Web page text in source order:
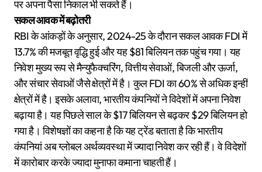
पर अपना पैसा निकाल भी सकते हैं।
सकल आवक में बढ़ोतरी
RBI के आंकड़ों के अनुसार, 2024-25 के दौरान सकल आवक FDI में
13.7% की मजबूत वृद्धि हुई और यह $81 बिलियन तक पहुंच गया। यह
निवेश मुख्य रूप से मैन्युफैक्चरिंग, वित्तीय सेवाओं, बिजली और ऊर्जा,
और संचार सेवाओं जैसे क्षेत्रों में है। कुल FDI का 60% से अधिक इन्हीं
क्षेत्रों में है। इसके अलावा, भारतीय कंपनियों ने विदेशों में अपना निवेश
बढ़ाया है। यह पिछले साल के $17 बिलियन से बढ़कर $29 बिलियन हो
गया है। विशेषज्ञों का कहना है कि यह ट्रेंड बताता है कि भारतीय
कंपनियां अब ग्लोबल अर्थव्यवस्था में ज्यादा निवेश कर रही हैं। वे विदेशों
में कारोबार करके ज्यादा मुनाफा कमाना चाहती हैं।